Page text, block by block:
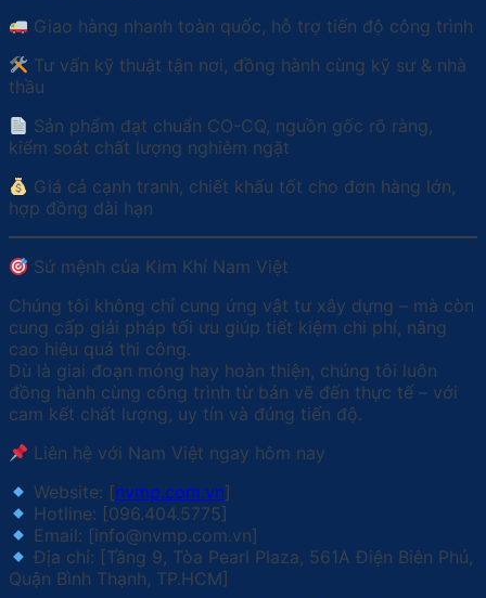
Giao hàng nhanh toàn quốc, hỗ trợ tiến độ công trình
Tư vấn kỹ thuật tận nơi, đồng hành cùng kỹ sư & nhà
thầu
Sản phẩm đạt chuẩn CO-CQ, nguồn gốc rõ ràng,
kiểm soát chất lượng nghiêm ngặt
Giá cả cạnh tranh, chiết khấu tốt cho đơn hàng lớn,
hợp đồng dài hạn
Sứ mệnh của Kim Khí Nam Việt
Chúng tôi không chỉ cung ứng vật tư xây dựng – mà còn
cung cấp giải pháp tối ưu giúp tiết kiệm chi phí, nâng
cao hiệu quả thi công.
Dù là giai đoạn móng hay hoàn thiện, chúng tôi luôn
đồng hành cùng công trình từ bản vẽ đến thực tế – với
cam kết chất lượng, uy tín và đúng tiến độ.
Liên hệ với Nam Việt ngay hôm nay
Website: [nvmp.com.vn]
Hotline: [096.404.5775]
Email: [info@nvmp.com.vn]
Địa chỉ: [Tầng 9, Tòa Pearl Plaza, 561A Điện Biên Phủ,
Quận Bình Thạnh, TP.HCM]